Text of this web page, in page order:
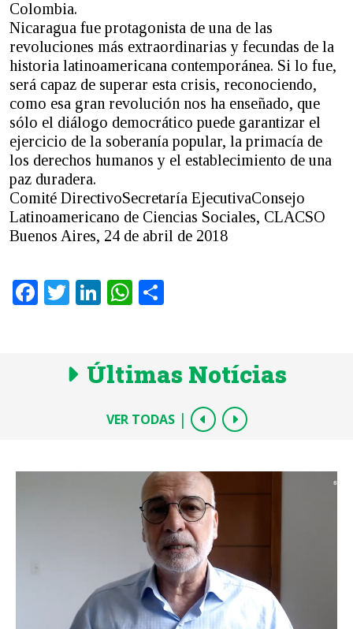
Colombia.
Nicaragua fue protagonista de una de las
revoluciones más extraordinarias y fecundas de la
historia latinoamericana contemporánea. Si lo fue,
será capaz de superar esta crisis, reconociendo,
como esa gran revolución nos ha enseñado, que
sólo el diálogo democrático puede garantizar el
ejercicio de la soberanía popular, la primacía de
los derechos humanos y el establecimiento de una
paz duradera.
Comité DirectivoSecretaría EjecutivaConsejo
Latinoamericano de Ciencias Sociales, CLACSO
Buenos Aires, 24 de abril de 2018
Facebook
Twitter
LinkedIn
WhatsApp
Últimas Notícias
VER TODAS |